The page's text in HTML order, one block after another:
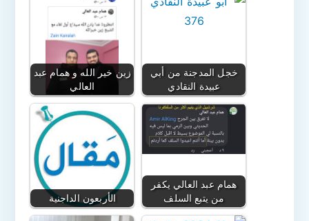
زين خير الله و همام عبد
العالي
خجل المدجنة من أبي
عبيدة النقادي
الأربعون الداجنية
همام عبد العالي يكفر
من يتبع السلف